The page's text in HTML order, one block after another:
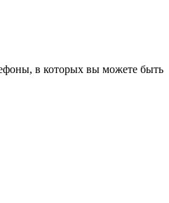
в которых вы можете быть